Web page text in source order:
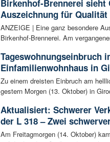
Birkenhof-Brennerei sieht
Auszeichnung für Qualität
ANZEIGE | Eine ganz besondere
Birkenhof-Brennerei. Am
Tageswohnungseinbruch
Einfamilienwohnhaus in
Zu einem dreisten Einbruch am
gestern Morgen (13. Oktober) in
Aktualisiert: Schwerer
der L 318 – Zwei
Am Freitagmorgen (14. Oktober)